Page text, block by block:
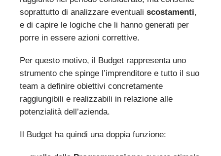
soprattutto di analizzare eventuali scostamenti,
e di capire le logiche che li hanno generati per
porre in essere azioni correttive.
Per questo motivo, il Budget rappresenta uno
strumento che spinge l’imprenditore e tutto il suo
team a definire obiettivi concretamente
raggiungibili e realizzabili in relazione alle
potenzialità dell’azienda.
Il Budget ha quindi una doppia funzione: